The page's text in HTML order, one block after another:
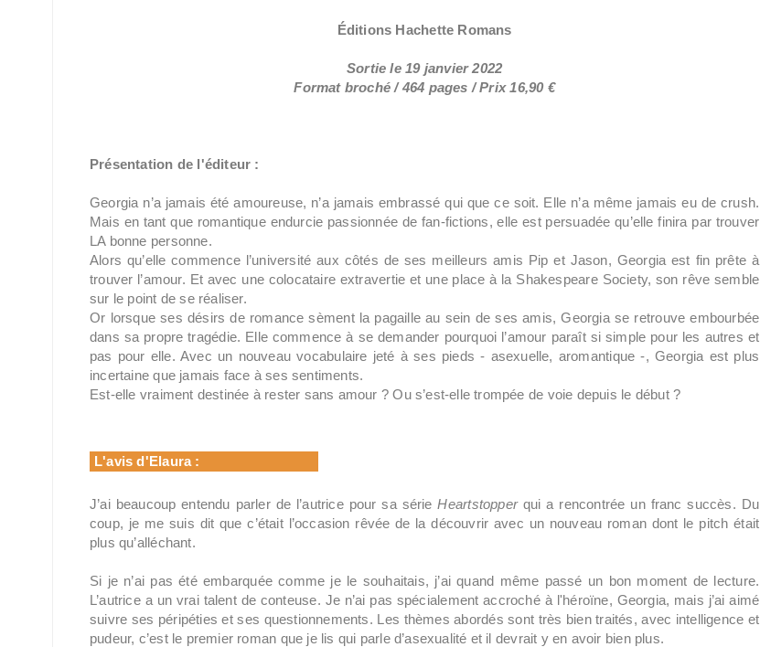
Éditions Hachette Romans
Sortie le 19 janvier 2022
Format broché / 464 pages / Prix 16,90 €
Présentation de l'éditeur :
Georgia n’a jamais été amoureuse, n’a jamais embrassé qui que ce soit. Elle n’a même jamais eu de crush.
Mais en tant que romantique endurcie passionnée de fan-fictions, elle est persuadée qu’elle finira par trouver
LA bonne personne.
Alors qu’elle commence l’université aux côtés de ses meilleurs amis Pip et Jason, Georgia est fin prête à
trouver l’amour. Et avec une colocataire extravertie et une place à la Shakespeare Society, son rêve semble
sur le point de se réaliser.
Or lorsque ses désirs de romance sèment la pagaille au sein de ses amis, Georgia se retrouve embourbée
dans sa propre tragédie. Elle commence à se demander pourquoi l’amour paraît si simple pour les autres et
pas pour elle. Avec un nouveau vocabulaire jeté à ses pieds - asexuelle, aromantique -, Georgia est plus
incertaine que jamais face à ses sentiments.
Est-elle vraiment destinée à rester sans amour ? Ou s’est-elle trompée de voie depuis le début ?
L'avis d'Elaura :
J’ai beaucoup entendu parler de l’autrice pour sa sérieHeartstopperqui a rencontrée un franc succès. Du
coup, je me suis dit que c’était l’occasion rêvée de la découvrir avec un nouveau roman dont le pitch était
plus qu’alléchant.
Si je n’ai pas été embarquée comme je le souhaitais, j’ai quand même passé un bon moment de lecture.
L’autrice a un vrai talent de conteuse. Je n’ai pas spécialement accroché à l'héroïne, Georgia, mais j’ai aimé
suivre ses péripéties et ses questionnements. Les thèmes abordés sont très bien traités, avec intelligence et
pudeur, c’est le premier roman que je lis qui parle d’asexualité et il devrait y en avoir bien plus.